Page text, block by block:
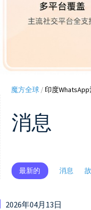
魔方全球/ 印度
消息
最新的 消息
2026年04月13日